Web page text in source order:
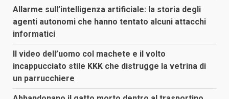
Allarme sull’intelligenza artificiale: la storia degli
agenti autonomi che hanno tentato alcuni attacchi
informatici
Il video dell’uomo col machete e il volto
incappucciato stile KKK che distrugge la vetrina di
un parrucchiere